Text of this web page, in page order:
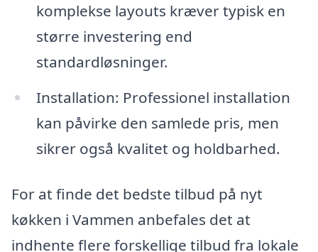
komplekse layouts kræver typisk en
større investering end
standardløsninger.
Installation: Professionel installation
kan påvirke den samlede pris, men
sikrer også kvalitet og holdbarhed.
For at finde det bedste tilbud på nyt
køkken i Vammen anbefales det at
indhente flere forskellige tilbud fra lokale